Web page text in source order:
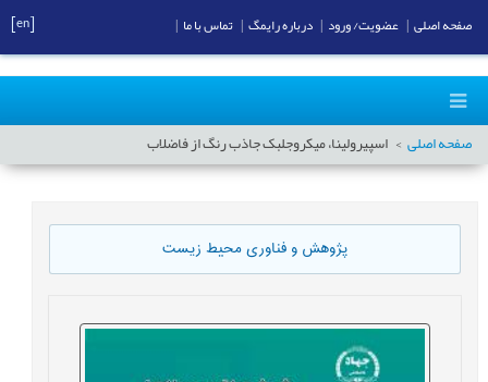
صفحه اصلی اسپیرولینا، میکروجلبک‌ جاذب رنگ از فاضلاب
پژوهش و فناوری محیط زیست
صفحه اصلی عضویت/ ورود درباره رایمگ تماس با ما